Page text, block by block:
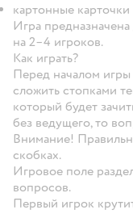
картонные
Игра
на 2–4 игроков.
Как играть?
Перед началом
сложить стопками
который будет
без ведущего, то
Внимание!
скобках.
Игровое поле
вопросов.
Первый игрок